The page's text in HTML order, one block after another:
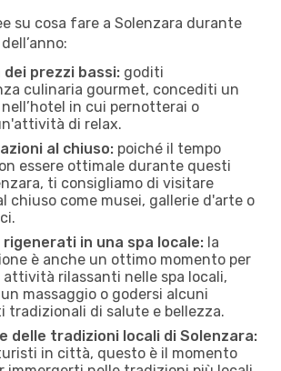
su cosa fare a Solenzara durante
prezzi bassi: goditi
culinaria gourmet, concediti un
in cui pernotterai o
di relax.
al chiuso: poiché il tempo
essere ottimale durante questi
ti consigliamo di visitare
chiuso come musei, gallerie d'arte o
rigenerati in una spa locale: la
è anche un ottimo momento per
attività rilassanti nelle spa locali,
massaggio o godersi alcuni
tradizionali di salute e bellezza.
delle tradizioni locali di Solenzara:
in città, questo è il momento